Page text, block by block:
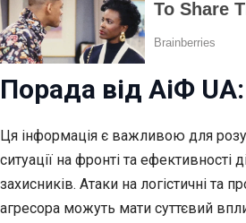
Порада від АіФ UA:
Ця інформація є важливою для
ситуації на фронті та ефективності
захисників. Атаки на логістичні та
агресора можуть мати суттєвий